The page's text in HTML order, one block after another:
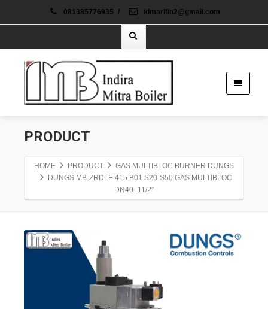
081385776935 / idmarifin2@gmail.com
PRODUCT
HOME PRODUCT
GAS MULTIBLOC BURNER DUNGS
DUNGS MB-ZRDLE 415 B01 S20-S50 GAS MULTIBLOC
DN40- 11/2″